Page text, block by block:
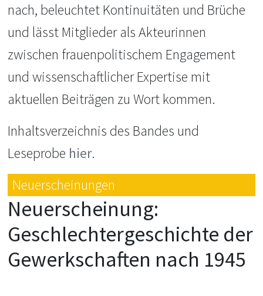
nach, beleuchtet Kontinuitäten und Brüche
und lässt Mitglieder als Akteurinnen
zwischen frauenpolitischem Engagement
und wissenschaftlicher Expertise mit
aktuellen Beiträgen zu Wort kommen.
Inhaltsverzeichnis des Bandes und
Leseprobe hier.
Neuerscheinungen
Neuerscheinung:
Geschlechtergeschichte der
Gewerkschaften nach 1945